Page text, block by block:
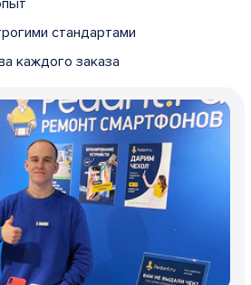
стандартами
каждого заказа